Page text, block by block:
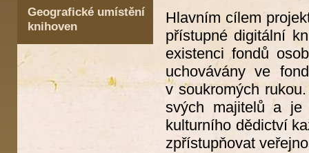
Geografické umístění
knihoven
Hlavním cílem
přístupné digitální
existenci fondů
uchovávány ve
v soukromých
svých majitelů a je
kulturního dědictví
zpřístupňovat